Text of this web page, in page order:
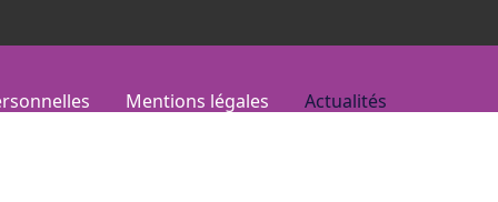
Mentions légales Actualités